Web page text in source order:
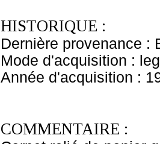
HISTORIQUE :
Dernière provenance :
Mode d'acquisition :
Année d'acquisition :
COMMENTAIRE :